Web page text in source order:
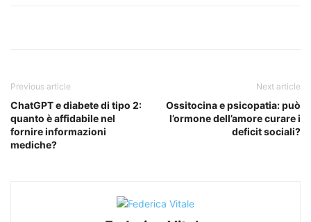
Previous article
ChatGPT e diabete di tipo 2:
quanto è affidabile nel
fornire informazioni
mediche?
Next article
Ossitocina e psicopatia: può
l’ormone dell’amore curare i
deficit sociali?